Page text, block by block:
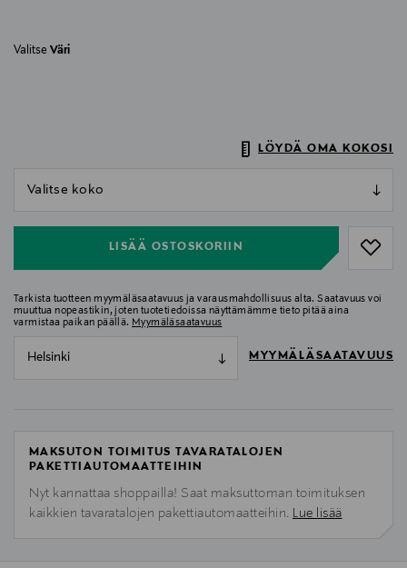
Valitse Väri
LÖYDÄ OMA KOKOSI
LISÄÄ OSTOSKORIIN
Tarkista tuotteen myymäläsaatavuus ja varausmahdollisuus alta. Saatavuus voi
muuttua nopeastikin, joten tuotetiedoissa näyttämämme tieto pitää aina
varmistaa paikan päällä. Myymäläsaatavuus
Helsinki MYYMÄLÄSAATAVUUS
MAKSUTON TOIMITUS TAVARATALOJEN
PAKETTIAUTOMAATTEIHIN
Nyt kannattaa shoppailla! Saat maksuttoman toimituksen
kaikkien tavaratalojen pakettiautomaatteihin. Lue lisää